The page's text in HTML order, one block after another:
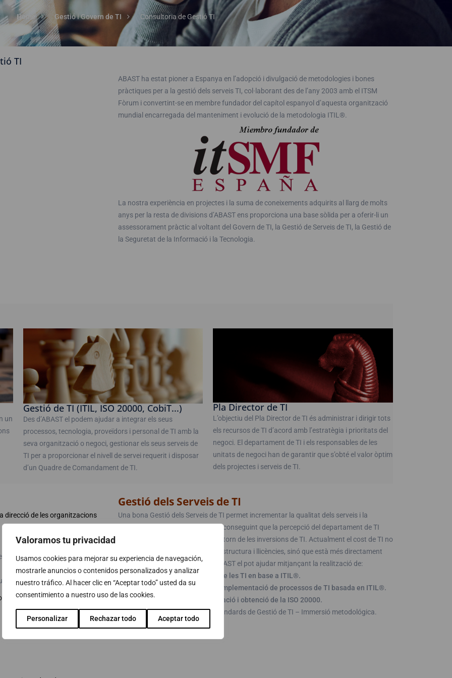
Valoramos tu privacidad
Usamos cookies para mejorar su experiencia de navegación,
mostrarle anuncios o contenidos personalizados y analizar
nuestro tráfico. Al hacer clic en “Aceptar todo” usted da su
consentimiento a nuestro uso de las cookies.
Personalizar Rechazar todo Aceptar todo
Home Gestió i Govern de TI Consultoria de Gestió TI
TI
ABAST ha estat pioner a Espanya en l’adopció i divulgació de metodologies i bones
pràctiques per a la gestió dels serveis TI, col·laborant des de l’any 2003 amb el ITSM
Fòrum i convertint-se en membre fundador del capítol espanyol d’aquesta organització
mundial encarregada del manteniment i evolució de la metodologia ITIL®.
La nostra experiència en projectes i la suma de coneixements adquirits al llarg de molts
anys per la resta de divisions d’ABAST ens proporciona una base sòlida per a oferir-li un
assessorament pràctic al voltant del Govern de TI, la Gestió de Serveis de TI, la Gestió de
la Seguretat de la Informació i la Tecnologia.
un
Gestió de TI (ITIL, ISO 20000, CobiT...)
Des d’ABAST el podem ajudar a integrar els seus
processos, tecnologia, proveïdors i personal de TI amb la
seva organització o negoci, gestionar els seus serveis de
TI per a proporcionar el nivell de servei requerit i disposar
d’un Quadre de Comandament de TI.
Pla Director de TI
L’objectiu del Pla Director de TI és administrar i dirigir tots
els recursos de TI d’acord amb l’estratègia i prioritats del
negoci. El departament de TI i els responsables de les
unitats de negoci han de garantir que s’obté el valor òptim
dels projectes i serveis de TI.
direcció de les organitzacions
assignant les responsabilitats a
s’ajusta al que s’ha planificat.
dur a terme la gestió de TI de
Gestió dels Serveis de TI
Una bona Gestió dels Serveis de TI permet incrementar la qualitat dels serveis i la
satisfacció dels usuaris i clients, aconseguint que la percepció del departament de TI
millori i proporcionant un major retorn de les inversions de TI. Actualment el cost de TI no
depèn tant de la inversió en infraestructura i llicències, sinó que està més directament
relacionat amb la Gestió de TI. ABAST el pot ajudar mitjançant la realització de:
Avaluació o diagnòstic de l’ús de les TI en base a ITIL®.
Consultoria per a la definició i implementació de processos de TI basada en ITIL®.
Consultoria per a la implementació i obtenció de la ISO 20000.
Formació en metodologies i estàndards de Gestió de TI – Immersió metodológica.